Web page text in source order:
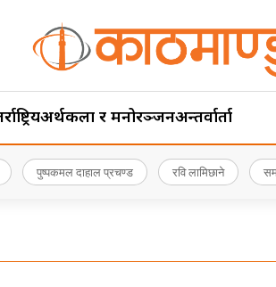
अर्थकला र मनोरञ्जनअन्तर्वार्ता
पुष्पकमल दाहाल प्रचण्ड रवि लामिछाने